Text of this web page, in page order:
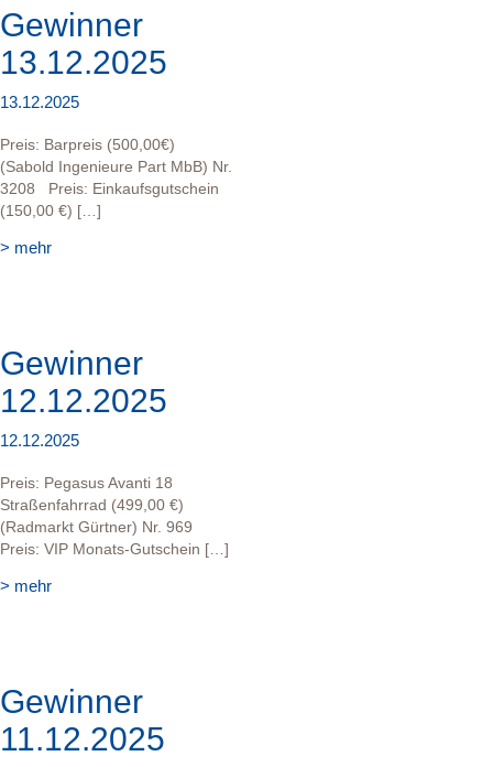
Gewinner
13.12.2025
13.12.2025
Preis: Barpreis (500,00€)
(Sabold Ingenieure Part MbB) Nr.
3208 Preis: Einkaufsgutschein
(150,00 €) […]
> mehr
Gewinner
12.12.2025
12.12.2025
Preis: Pegasus Avanti 18
Straßenfahrrad (499,00 €)
(Radmarkt Gürtner) Nr. 969
Preis: VIP Monats-Gutschein […]
> mehr
Gewinner
11.12.2025